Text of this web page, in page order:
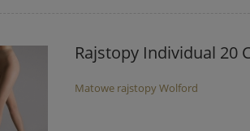
Rajstopy Individual 20
Matowe rajstopy Wolford